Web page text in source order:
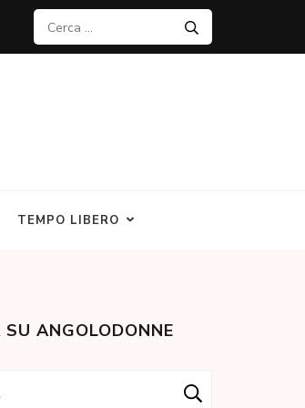
Ricerca
per:
TEMPO LIBERO
SU ANGOLODONNE